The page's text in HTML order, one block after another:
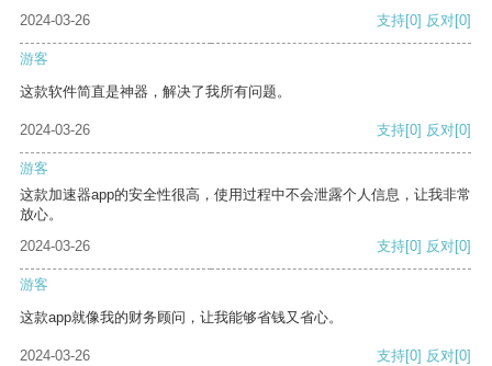
2024-03-26 支持[0] 反对[0]
游客
这款软件简直是神器，解决了我所有问题。
2024-03-26 支持[0] 反对[0]
游客
这款加速器app的安全性很高，使用过程中不会泄露个人信息，让我非常
放心。
2024-03-26
支持[0] 反对[0]
游客
这款app就像我的财务顾问，让我能够省钱又省心。
2024-03-26 支持[0] 反对[0]